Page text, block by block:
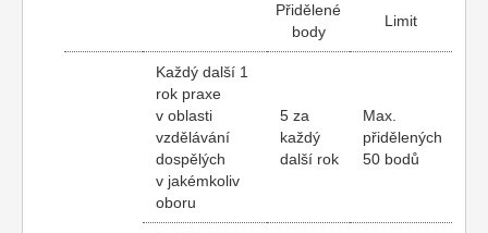
Přidělené
body
Limit
Každý další 1
rok praxe
v oblasti
vzdělávání
dospělých
v jakémkoliv
oboru
5 za
každý
další rok
Max.
přidělených
50 bodů